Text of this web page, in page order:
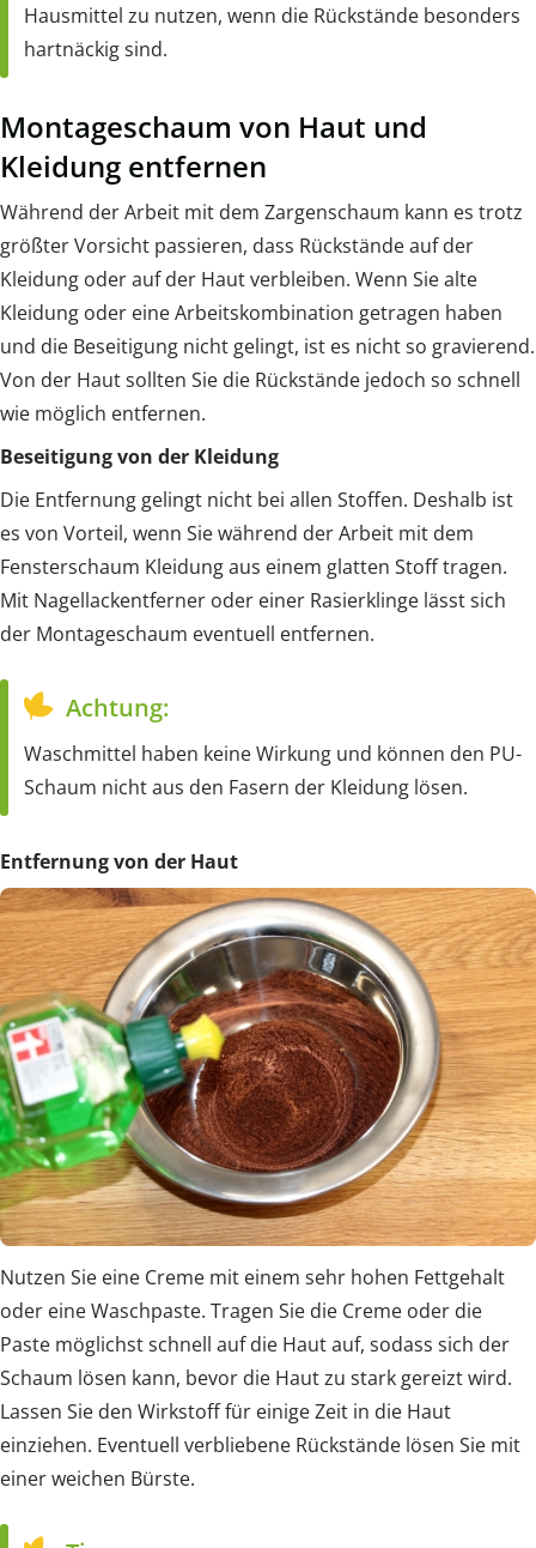
Hausmittel zu nutzen, wenn die Rückstände besonders
hartnäckig sind.
Montageschaum von Haut und
Kleidung entfernen
Während der Arbeit mit dem Zargenschaum kann es trotz
größter Vorsicht passieren, dass Rückstände auf der
Kleidung oder auf der Haut verbleiben. Wenn Sie alte
Kleidung oder eine Arbeitskombination getragen haben
und die Beseitigung nicht gelingt, ist es nicht so gravierend.
Von der Haut sollten Sie die Rückstände jedoch so schnell
wie möglich entfernen.
Beseitigung von der Kleidung
Die Entfernung gelingt nicht bei allen Stoffen. Deshalb ist
es von Vorteil, wenn Sie während der Arbeit mit dem
Fensterschaum Kleidung aus einem glatten Stoff tragen.
Mit Nagellackentferner oder einer Rasierklinge lässt sich
der Montageschaum eventuell entfernen.
Achtung:
Waschmittel haben keine Wirkung und können den PU-
Schaum nicht aus den Fasern der Kleidung lösen.
Entfernung von der Haut
Nutzen Sie eine Creme mit einem sehr hohen Fettgehalt
oder eine Waschpaste. Tragen Sie die Creme oder die
Paste möglichst schnell auf die Haut auf, sodass sich der
Schaum lösen kann, bevor die Haut zu stark gereizt wird.
Lassen Sie den Wirkstoff für einige Zeit in die Haut
einziehen. Eventuell verbliebene Rückstände lösen Sie mit
einer weichen Bürste.